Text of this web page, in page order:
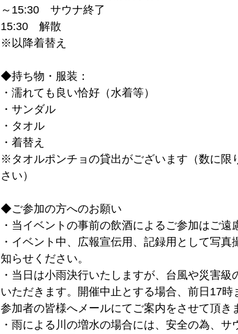
～15:30　サウナ終了
15:30　解散
※以降着替え
◆持ち物・服装：
・濡れても良い恰好（水着等）
・サンダル
・タオル
・着替え
※タオルポンチョの貸出がございます（数に限
さい）
◆ご参加の方へのお願い
・当イベントの事前の飲酒によるご参加はご遠
・イベント中、広報宣伝用、記録用として写
知らせください。
・当日は小雨決行いたしますが、台風や災害
いただきます。開催中止とする場合、前日17時
参加者の皆様へメールにてご案内をさせて頂き
・雨による川の増水の場合には、安全の為、